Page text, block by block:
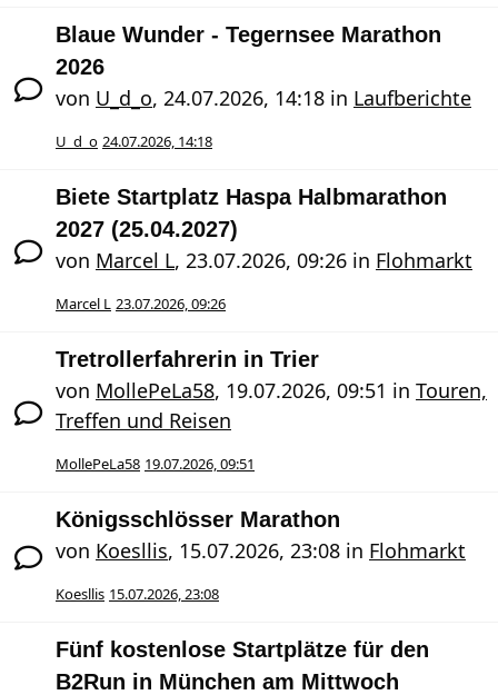
Blaue Wunder - Tegernsee Marathon
2026
von U_d_o, 24.07.2026, 14:18 in Laufberichte
U_d_o 24.07.2026, 14:18
Biete Startplatz Haspa Halbmarathon
2027 (25.04.2027)
von Marcel L, 23.07.2026, 09:26 in Flohmarkt
Marcel L 23.07.2026, 09:26
Tretrollerfahrerin in Trier
von MollePeLa58, 19.07.2026, 09:51 in Touren,
Treffen und Reisen
MollePeLa58 19.07.2026, 09:51
Königsschlösser Marathon
von Koesllis, 15.07.2026, 23:08 in Flohmarkt
Koesllis 15.07.2026, 23:08
Fünf kostenlose Startplätze für den
B2Run in München am Mittwoch